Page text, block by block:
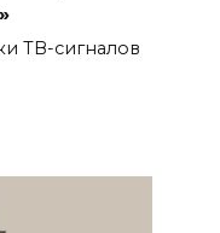
ТВ-сигналов